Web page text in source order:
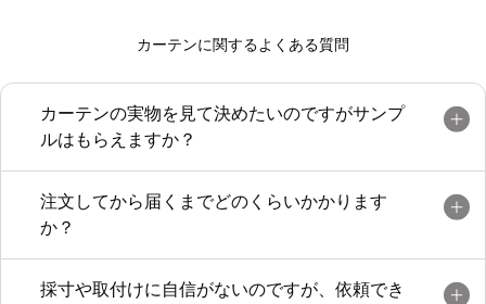
カーテンに関するよくある質問
カーテンの実物を見て決めたいのですがサンプ
ルはもらえますか？
注文してから届くまでどのくらいかかります
か？
採寸や取付けに自信がないのですが、依頼でき